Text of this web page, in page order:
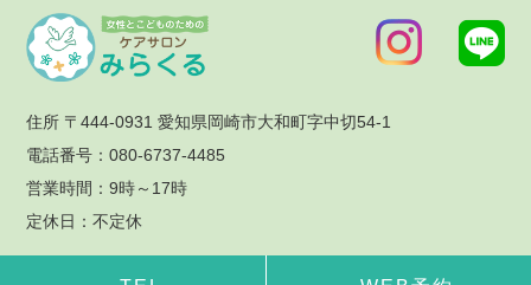
住所 〒444-0931 愛知県岡崎市大和町字中切54-1
電話番号：080-6737-4485
営業時間：9時～17時
定休日：不定休